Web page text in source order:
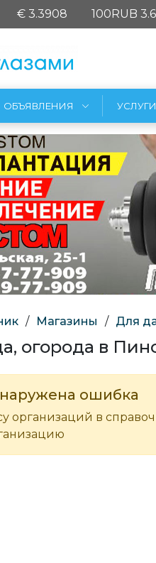
€ 3.3908 100RUB
ОБЪЯВЛЕНИЯ УСЛУГИ
/ Магазины / Для
огорода в
ошибка
организаций в